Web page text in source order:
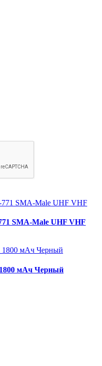
SMA-Male UHF VHF
мАч Черный